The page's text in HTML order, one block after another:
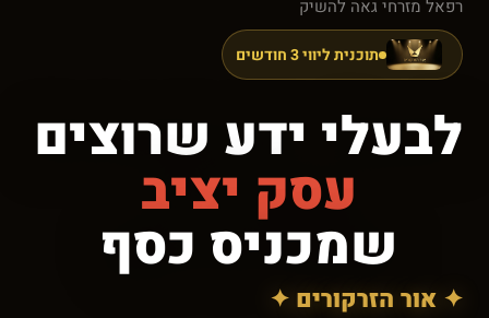
רפאל מזרחי גאה להשיק
תוכנית ליווי 3 חודשים
לבעלי ידע שרוצים
עסק יציב
שמכניס כסף
✦ אור הזרקורים ✦